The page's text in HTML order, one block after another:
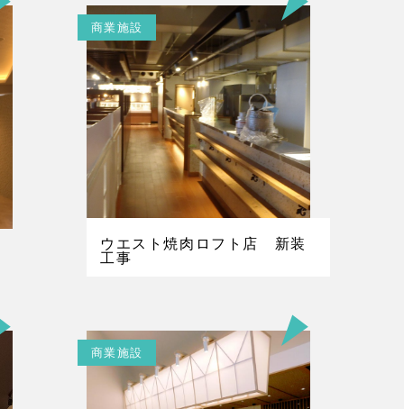
商業施設
ウエスト焼肉ロフト店 新装
工事
商業施設